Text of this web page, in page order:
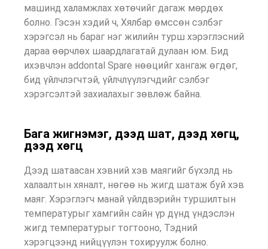
машинд халамжлах хөтөчийг дагаж мөрдөх
болно. Гэсэн хэдий ч, Хялбар өмссөн сэлбэг
хэрэгсэл нь бараг нэг жилийн турш хэрэглэсний
дараа өөрчлөх шаардлагатай дулаан юм. Бид
ихэвчлэн addontal Spare нөөцийг хангаж өгдөг,
бид үйлчлэгчтэй, үйлчлүүлэгчдийг сэлбэг
хэрэгсэлтэй захиалахыг зөвлөж байна.
Бага жигнэмэг, дээд шат, дээд хөгц,
дээд хөгц
Дээд шатаасан хэвний хэв маягийг бүхэлд нь
халаалтын хяналт, нөгөө нь жигд шатаж буй хэв
маяг. Хэрэглэгч манай үйлдвэрийн туршилтын
температурыг хамгийн сайн үр дүнд үндэслэн
жигд температурыг тогтооно, Тэдний
хэрэгцээнд нийцүүлэн тохируулж болно.